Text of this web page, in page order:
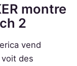
montre
2
vend
des